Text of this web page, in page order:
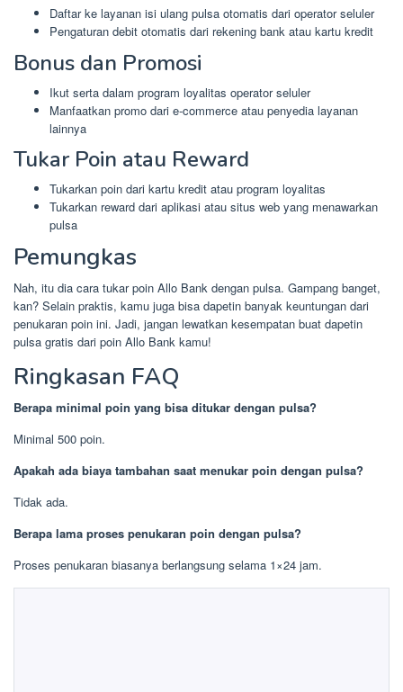
Daftar ke layanan isi ulang pulsa otomatis dari operator seluler
Pengaturan debit otomatis dari rekening bank atau kartu kredit
Bonus dan Promosi
Ikut serta dalam program loyalitas operator seluler
Manfaatkan promo dari e-commerce atau penyedia layanan
lainnya
Tukar Poin atau Reward
Tukarkan poin dari kartu kredit atau program loyalitas
Tukarkan reward dari aplikasi atau situs web yang menawarkan
pulsa
Pemungkas
Nah, itu dia cara tukar poin Allo Bank dengan pulsa. Gampang banget,
kan? Selain praktis, kamu juga bisa dapetin banyak keuntungan dari
penukaran poin ini. Jadi, jangan lewatkan kesempatan buat dapetin
pulsa gratis dari poin Allo Bank kamu!
Ringkasan FAQ
Berapa minimal poin yang bisa ditukar dengan pulsa?
Minimal 500 poin.
Apakah ada biaya tambahan saat menukar poin dengan pulsa?
Tidak ada.
Berapa lama proses penukaran poin dengan pulsa?
Proses penukaran biasanya berlangsung selama 1×24 jam.